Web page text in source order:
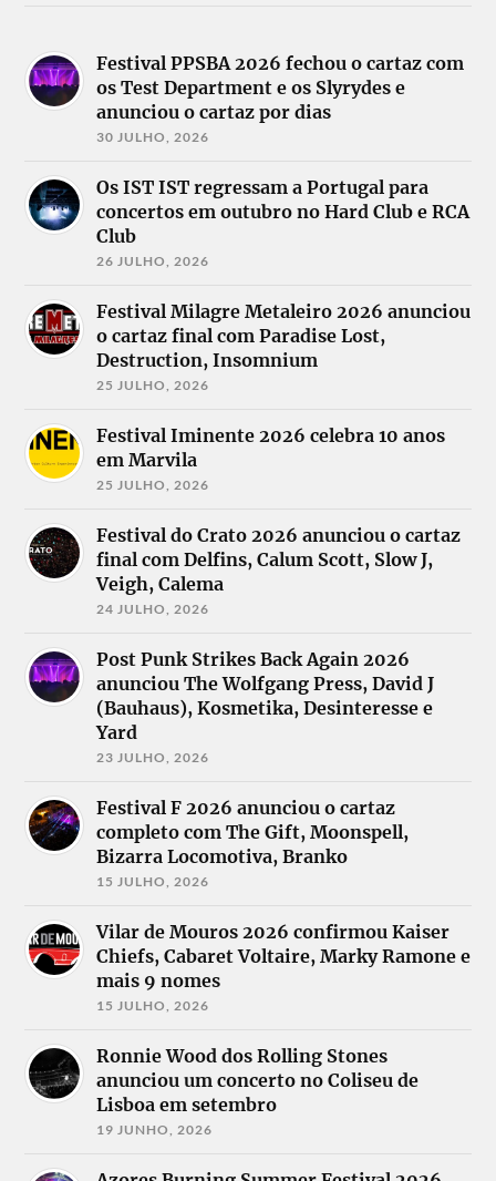
Festival PPSBA 2026 fechou o cartaz com
os Test Department e os Slyrydes e
anunciou o cartaz por dias
30 JULHO, 2026
Os IST IST regressam a Portugal para
concertos em outubro no Hard Club e RCA
Club
26 JULHO, 2026
Festival Milagre Metaleiro 2026 anunciou
o cartaz final com Paradise Lost,
Destruction, Insomnium
25 JULHO, 2026
Festival Iminente 2026 celebra 10 anos
em Marvila
25 JULHO, 2026
Festival do Crato 2026 anunciou o cartaz
final com Delfins, Calum Scott, Slow J,
Veigh, Calema
24 JULHO, 2026
Post Punk Strikes Back Again 2026
anunciou The Wolfgang Press, David J
(Bauhaus), Kosmetika, Desinteresse e
Yard
23 JULHO, 2026
Festival F 2026 anunciou o cartaz
completo com The Gift, Moonspell,
Bizarra Locomotiva, Branko
15 JULHO, 2026
Vilar de Mouros 2026 confirmou Kaiser
Chiefs, Cabaret Voltaire, Marky Ramone e
mais 9 nomes
15 JULHO, 2026
Ronnie Wood dos Rolling Stones
anunciou um concerto no Coliseu de
Lisboa em setembro
19 JUNHO, 2026